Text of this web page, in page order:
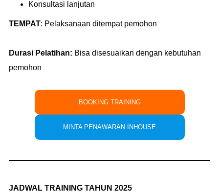
Konsultasi lanjutan
TEMPAT: Pelaksanaan ditempat pemohon
Durasi Pelatihan: Bisa disesuaikan dengan kebutuhan
pemohon
BOOKING TRAINING
MINTA PENAWARAN INHOUSE
JADWAL TRAINING TAHUN 2025